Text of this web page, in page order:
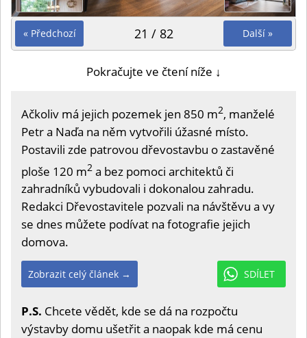
« Předchozí Další »
21 / 82
Pokračujte ve čtení níže ↓
Ačkoliv má jejich pozemek jen 850 m2, manželé
Petr a Naďa na něm vytvořili úžasné místo.
Postavili zde patrovou dřevostavbu o zastavěné
ploše 120 m2 a bez pomoci architektů či
zahradníků vybudovali i dokonalou zahradu.
Redakci Dřevostavitele pozvali na návštěvu a vy
se dnes můžete podívat na fotografie jejich
domova.
SDÍLET
Zobrazit celý článek →
P.S. Chcete vědět, kde se dá na rozpočtu
výstavby domu ušetřit a naopak kde má cenu